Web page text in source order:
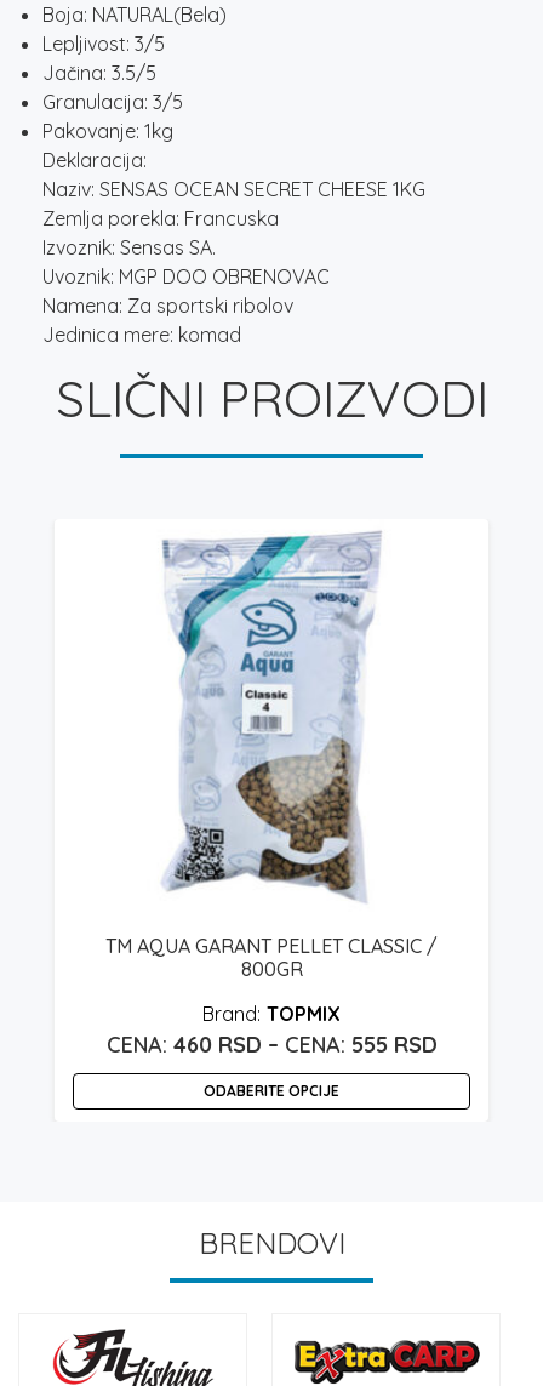
Boja: NATURAL(Bela)
Lepljivost: 3/5
Jačina: 3.5/5
Granulacija: 3/5
Pakovanje: 1kg
Deklaracija:
Naziv: SENSAS OCEAN SECRET CHEESE 1KG
Zemlja porekla: Francuska
Izvoznik: Sensas SA.
Uvoznik: MGP DOO OBRENOVAC
Namena: Za sportski ribolov
Jedinica mere: komad
SLIČNI PROIZVODI
TM AQUA GARANT PELLET CLASSIC /
800GR
TOPMIX
460 RSD – 555 RSDRaspon
cena:
od
ODABERITE OPCIJE
biti
izabrane
BRENDOVI